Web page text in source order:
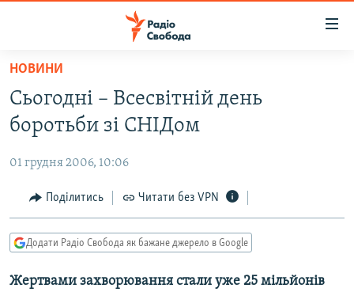
Перейти
основного
матеріалу
Перейти
до
навігації
Перейти
до
ВСЕ ЗА ДОБУ
СТАТТІ
ПОЛІТИКА
ЕКОНОМІКА
КУЛЬТУРА
СПОРТ
ВІЙНА
РОСІЙСЬКА «ФІЛЬТРАЦІЯ»
КРИМ.РЕАЛІЇ
ТИ ЯК?
НОВИНИ
Сьогодні – Всесвітній день
боротьби зі СНІДом
01 грудня 2006, 10:06
Поділитись Читати без VPN
Додати Радіо Свобода як бажане джерело в Google
Жертвами захворювання стали уже 25 мільйонів